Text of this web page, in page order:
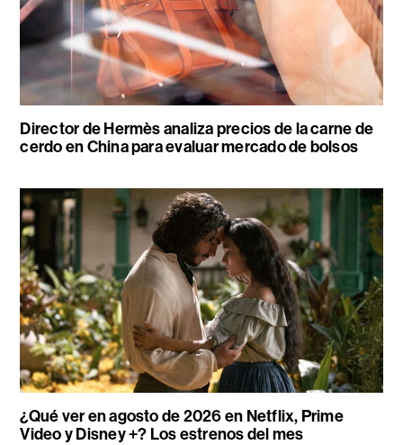
Director de Hermès analiza precios de la carne de
cerdo en China para evaluar mercado de bolsos
¿Qué ver en agosto de 2026 en Netflix, Prime
Video y Disney +? Los estrenos del mes